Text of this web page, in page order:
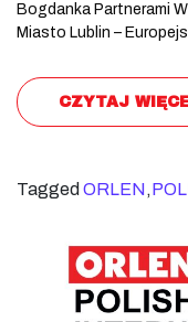
Bogdanka Partnerami
Miasto Lublin –
CZYTAJ
Tagged ORLEN,